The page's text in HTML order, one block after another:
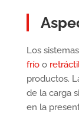
Los
fríoo
productos.
de la carga
en la